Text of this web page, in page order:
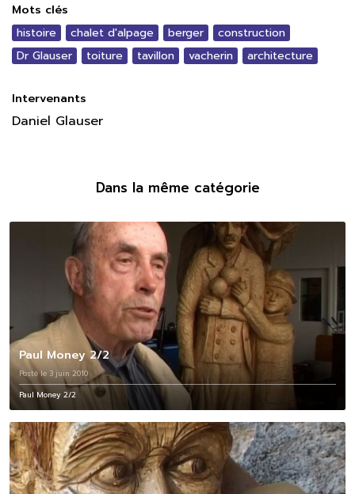
Mots clés
histoire chalet d'alpage berger
construction
Dr Glauser
toiture tavillon vacherin architecture
Intervenants
Daniel Glauser
Dans la même catégorie
Paul Money 2/2
Posté le 3 juin 2010
Paul Money 2/2